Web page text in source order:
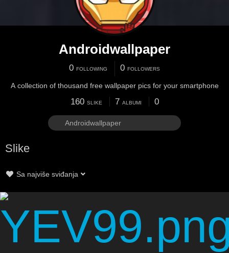
Androidwallpaper
0 FOLLOWING 0 FOLLOWERS
A collection of thousand free wallpaper pics for your smartphone
160 SLIKE 7 ALBUMI 0
Slike
Sa najviše sviđanja